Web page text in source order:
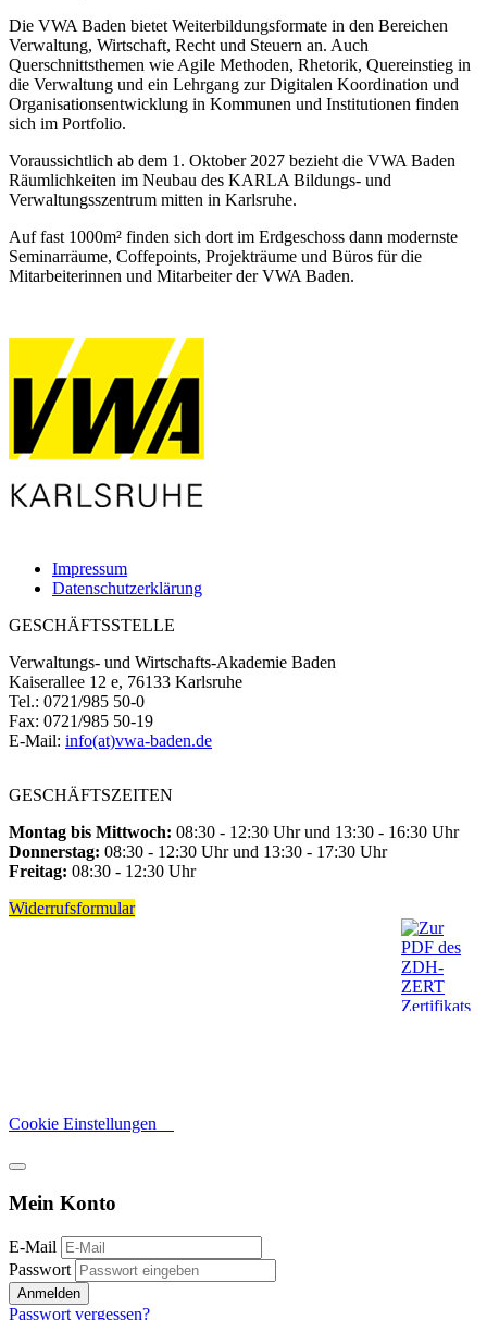
Die VWA Baden bietet Weiterbildungsformate in den Bereichen
Verwaltung, Wirtschaft, Recht und Steuern an. Auch
Querschnittsthemen wie Agile Methoden, Rhetorik, Quereinstieg in
die Verwaltung und ein Lehrgang zur Digitalen Koordination und
Organisationsentwicklung in Kommunen und Institutionen finden
sich im Portfolio.
Voraussichtlich ab dem 1. Oktober 2027 bezieht die VWA Baden
Räumlichkeiten im Neubau des KARLA Bildungs- und
Verwaltungsszentrum mitten in Karlsruhe.
Auf fast 1000m² finden sich dort im Erdgeschoss dann modernste
Seminarräume, Coffepoints, Projekträume und Büros für die
Mitarbeiterinnen und Mitarbeiter der VWA Baden.
Impressum
Datenschutzerklärung
GESCHÄFTSSTELLE
Verwaltungs- und Wirtschafts-Akademie Baden
Kaiserallee 12 e, 76133 Karlsruhe
Tel.: 0721/985 50-0
Fax: 0721/985 50-19
E-Mail: info(at)vwa-baden.de
GESCHÄFTSZEITEN
Montag bis Mittwoch: 08:30 - 12:30 Uhr und 13:30 - 16:30 Uhr
Donnerstag: 08:30 - 12:30 Uhr und 13:30 - 17:30 Uhr
Freitag: 08:30 - 12:30 Uhr
Widerrufsformular
Cookie Einstellungen
Mein Konto
E-Mail
Passwort
Anmelden
Passwort vergessen?